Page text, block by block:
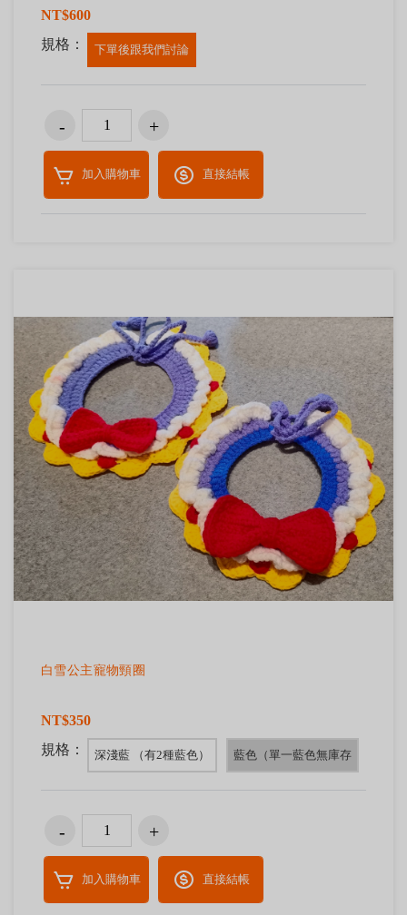
NT$600
規格：
下單後跟我們討論
加入購物車 直接結帳
白雪公主寵物頸圈
NT$350
規格：
深淺藍 （有2種藍色） 藍色（單一藍色無庫存
加入購物車 直接結帳